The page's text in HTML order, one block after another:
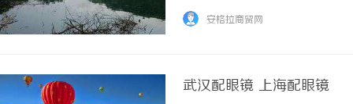
品牌，现于武汉与上海设有4家门店。
安格拉商贸网
武汉配眼镜 上海配眼镜